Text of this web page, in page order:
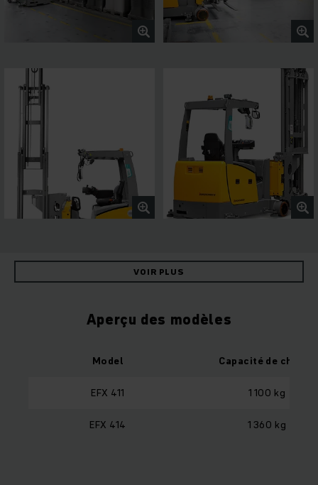
VOIR PLUS
Aperçu des modèles
Model Capacité de charge
EFX 411 1 100 kg
EFX 414 1 360 kg